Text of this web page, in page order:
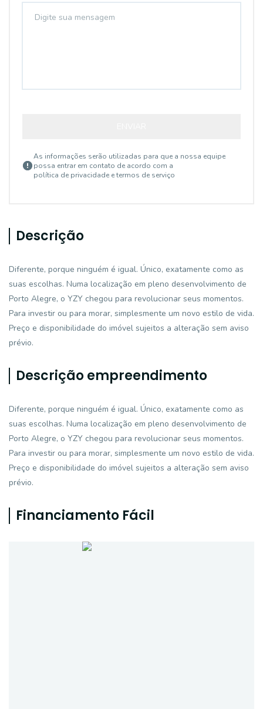
As informações serão utilizadas para que a nossa equipe
possa entrar em contato de acordo com a
política de privacidade e termos de serviço
Descrição
Diferente, porque ninguém é igual. Único, exatamente como as
suas escolhas. Numa localização em pleno desenvolvimento de
Porto Alegre, o YZY chegou para revolucionar seus momentos.
Para investir ou para morar, simplesmente um novo estilo de vida.
Preço e disponibilidade do imóvel sujeitos a alteração sem aviso
prévio.
Descrição empreendimento
Diferente, porque ninguém é igual. Único, exatamente como as
suas escolhas. Numa localização em pleno desenvolvimento de
Porto Alegre, o YZY chegou para revolucionar seus momentos.
Para investir ou para morar, simplesmente um novo estilo de vida.
Preço e disponibilidade do imóvel sujeitos a alteração sem aviso
prévio.
Financiamento Fácil